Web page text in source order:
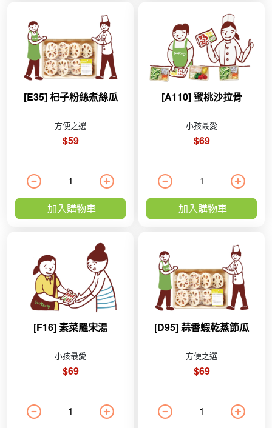
[E35] 杞子粉絲煮絲瓜
方便之選
$59
加入購物車
[A110] 蜜桃沙拉骨
小孩最愛
$69
加入購物車
[F16] 素菜羅宋湯
小孩最愛
$69
[D95] 蒜香蝦乾蒸節瓜
方便之選
$69